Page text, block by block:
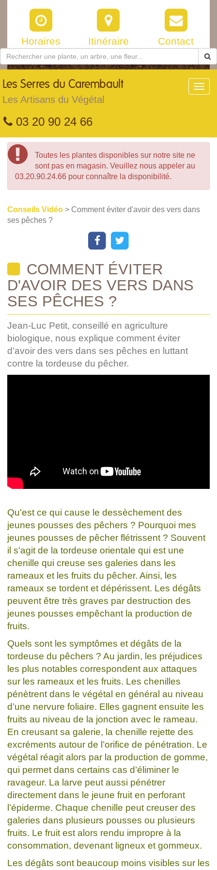
Horaires Itinéraire Contact
Les Serres du Carembault
Les Artisans du Végétal
03 20 90 24 66
Toutes les plantes disponibles sur notre site ne
sont pas en magasin. Veuillez nous appeler au
03.20.90.24.66 pour connaître la disponibilité.
Conseils Vidéo > Comment éviter d'avoir des vers dans
ses pêches ?
COMMENT ÉVITER
D'AVOIR DES VERS DANS
SES PÊCHES ?
Jean-Luc Petit, conseillé en agriculture
biologique, nous explique comment éviter
d'avoir des vers dans ses pêches en luttant
contre la tordeuse du pêcher.
Qu'est ce qui cause le dessèchement des
jeunes pousses des pêchers ? Pourquoi mes
jeunes pousses de pêcher flétrissent ? Souvent
il s'agit de la tordeuse orientale qui est une
chenille qui creuse ses galeries dans les
rameaux et les fruits du pêcher. Ainsi, les
rameaux se tordent et dépérissent. Les dégâts
peuvent être très graves par destruction des
jeunes pousses empêchant la production de
fruits.
Quels sont les symptômes et dégâts de la
tordeuse du pêchers ? Au jardin, les préjudices
les plus notables correspondent aux attaques
sur les rameaux et les fruits. Les chenilles
pénètrent dans le végétal en général au niveau
d’une nervure foliaire. Elles gagnent ensuite les
fruits au niveau de la jonction avec le rameau.
En creusant sa galerie, la chenille rejette des
excréments autour de l’orifice de pénétration. Le
végétal réagit alors par la production de gomme,
qui permet dans certains cas d’éliminer le
ravageur. La larve peut aussi pénétrer
directement dans le jeune fruit en perforant
l’épiderme. Chaque chenille peut creuser des
galeries dans plusieurs pousses ou plusieurs
fruits. Le fruit est alors rendu impropre à la
consommation, devenant ligneux et gommeux.
Les dégâts sont beaucoup moins visibles sur les